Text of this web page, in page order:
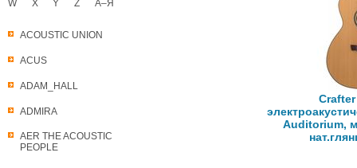
ACOUSTIC UNION
ACUS
ADAM_HALL
ADMIRA
AER THE ACOUSTIC
PEOPLE
W
X Y Z А–Я
Crafter
Auditorium,